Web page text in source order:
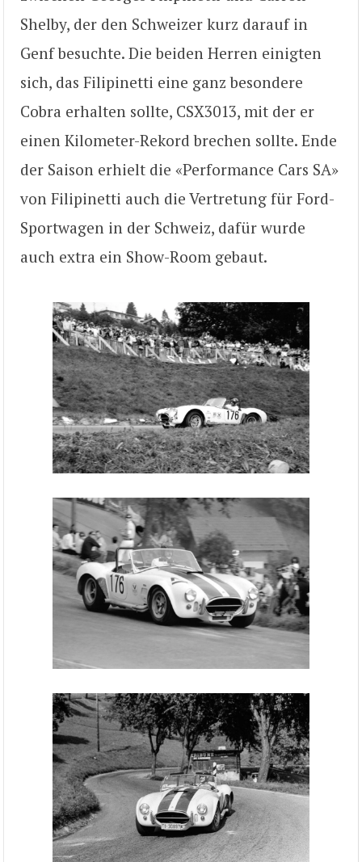
Shelby, der den Schweizer kurz darauf in
Genf besuchte. Die beiden Herren einigten
sich, das Filipinetti eine ganz besondere
Cobra erhalten sollte, CSX3013, mit der er
einen Kilometer-Rekord brechen sollte. Ende
der Saison erhielt die «Performance Cars SA»
von Filipinetti auch die Vertretung für Ford-
Sportwagen in der Schweiz, dafür wurde
auch extra ein Show-Room gebaut.